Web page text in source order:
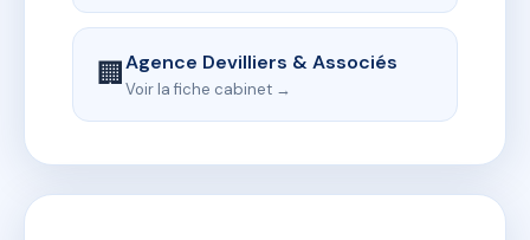
🏢Agence Devilliers & Associés
Voir la fiche cabinet →